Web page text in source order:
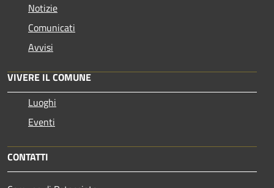
Notizie
Comunicati
Avvisi
VIVERE IL COMUNE
Luoghi
Eventi
CONTATTI